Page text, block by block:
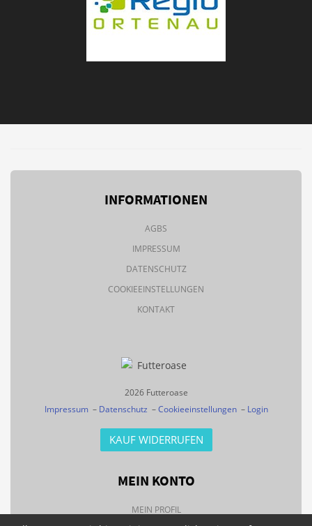
INFORMATIONEN
AGBS
IMPRESSUM
DATENSCHUTZ
COOKIEEINSTELLUNGEN
KONTAKT
2026 Futteroase
Impressum– Datenschutz –Cookieeinstellungen– Login
KAUF WIDERRUFEN
MEIN KONTO
MEIN PROFIL